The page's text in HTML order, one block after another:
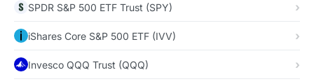
SPDR S&P 500 ETF Trust (SPY)
iShares Core S&P 500 ETF (IVV)
Invesco QQQ Trust (QQQ)